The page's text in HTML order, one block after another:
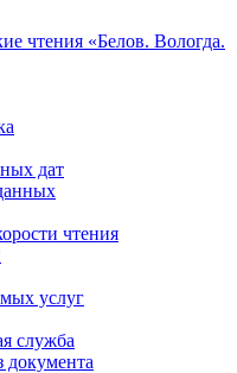
чтения «Белов. Вологда.
дат
чтения
услуг
служба
документа